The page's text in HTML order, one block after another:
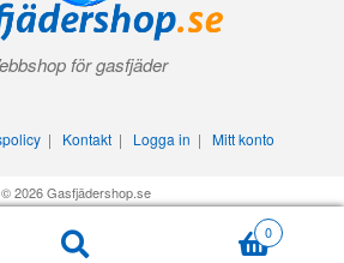
0
för gasfjäder
| Kontakt | Logga in | Mitt konto
© 2026 Gasfjädershop.se